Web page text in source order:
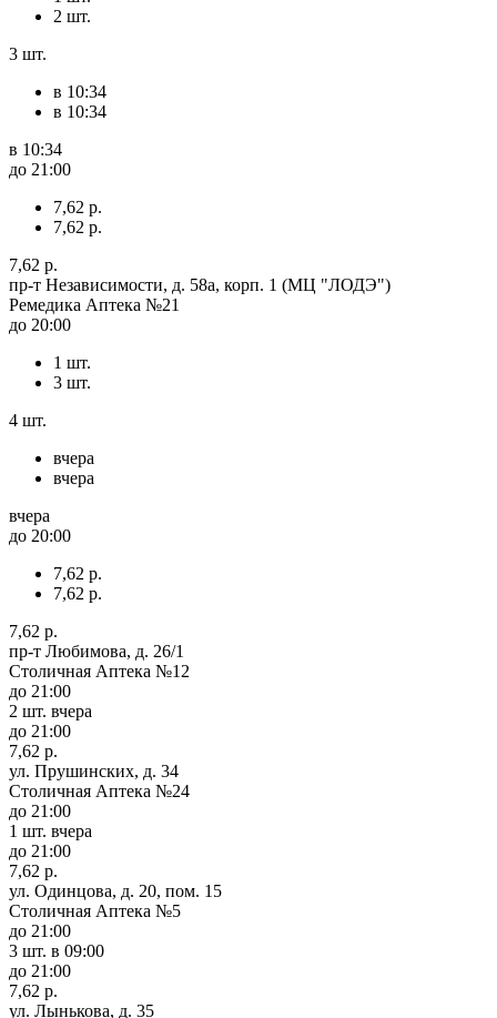
2 шт.
3 шт.
в 10:34
в 10:34
в 10:34
до 21:00
7,62 р.
7,62 р.
7,62 р.
пр-т Независимости, д. 58а, корп. 1 (МЦ "ЛОДЭ")
Ремедика Аптека №21
до 20:00
1 шт.
3 шт.
4 шт.
вчера
вчера
вчера
до 20:00
7,62 р.
7,62 р.
7,62 р.
пр-т Любимова, д. 26/1
Столичная Аптека №12
до 21:00
2 шт. вчера
до 21:00
7,62 р.
ул. Прушинских, д. 34
Столичная Аптека №24
до 21:00
1 шт. вчера
до 21:00
7,62 р.
ул. Одинцова, д. 20, пом. 15
Столичная Аптека №5
до 21:00
3 шт. в 09:00
до 21:00
7,62 р.
ул. Лынькова, д. 35